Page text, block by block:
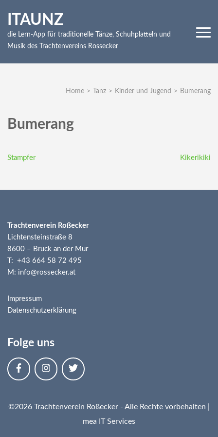
ITAUNZ
die Lern-App für traditionelle Tänze, Schuhplatteln und
Musik des Trachtenvereins Rossecker
Home > Tanz > Kinder und Jugend > Bumerang
Bumerang
Beitragsnavigation
Stampfer Kikerikiki
Trachtenverein Roßecker
Lichtensteinstraße 8
8600 – Bruck an der Mur
T: +43 664 58 72 495
M: info@rossecker.at
Impressum
Datenschutzerklärung
Folge uns
©2026 Trachtenverein Roßecker - Alle Rechte vorbehalten |
mea IT Services